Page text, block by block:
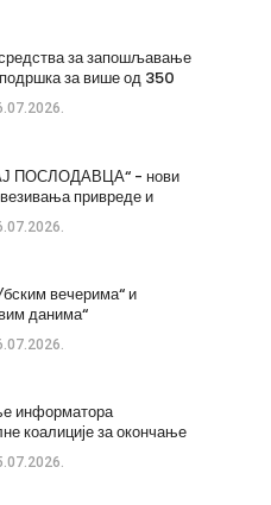
за запошљавање
за више од 350
ПОСЛОДАВЦА“ - нови
привреде и
вечерима“ и
данима“
информатора
коалиције за окончање